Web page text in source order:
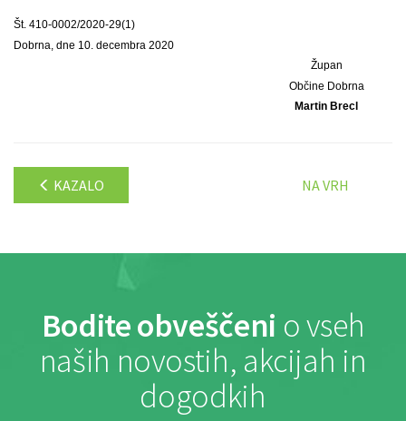
Št. 410-0002/2020-29(1)
Dobrna, dne 10. decembra 2020
Župan
Občine Dobrna
Martin Brecl
KAZALO NA VRH
Bodite obveščeni o vseh
naših novostih, akcijah in
dogodkih